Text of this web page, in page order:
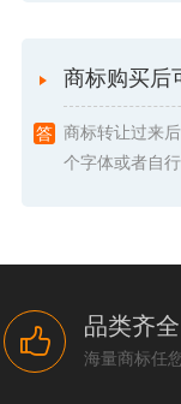
商标购买后
商标转让过来
个字体或者自
品类齐全
海量商标任